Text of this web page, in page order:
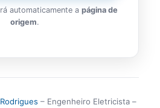
automaticamente a página de
origem.
– Engenheiro Eletricista –